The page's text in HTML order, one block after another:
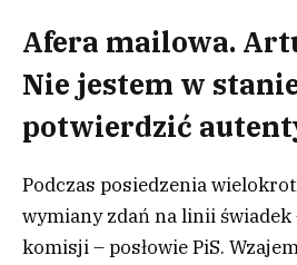
Afera mailowa.
Nie jestem w
potwierdzić
Podczas posiedzenia
wymiany zdań na linii
komisji – posłowie PiS.